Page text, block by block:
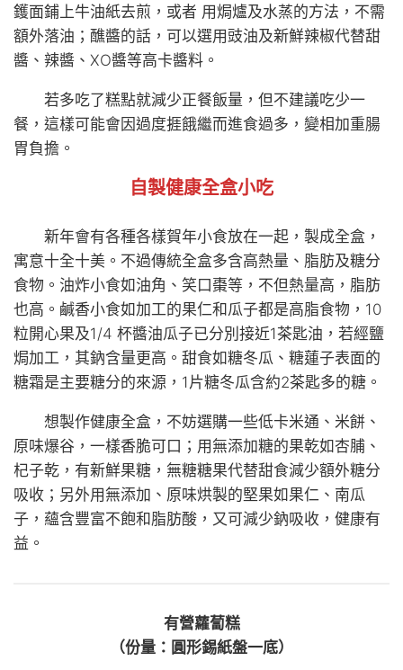
鑊面鋪上牛油紙去煎，或者 用焗爐及水蒸的方法，不需
額外落油；醮醬的話，可以選用豉油及新鮮辣椒代替甜
醬、辣醬、XO醬等高卡醬料。
若多吃了糕點就減少正餐飯量，但不建議吃少一
餐，這樣可能會因過度捱餓繼而進食過多，變相加重腸
胃負擔。
自製健康全盒小吃
新年會有各種各樣賀年小食放在一起，製成全盒，
寓意十全十美。不過傳統全盒多含高熱量、脂肪及糖分
食物。油炸小食如油角、笑口棗等，不但熱量高，脂肪
也高。鹹香小食如加工的果仁和瓜子都是高脂食物，10
粒開心果及1/4 杯醬油瓜子已分別接近1茶匙油，若經鹽
焗加工，其鈉含量更高。甜食如糖冬瓜、糖蓮子表面的
糖霜是主要糖分的來源，1片糖冬瓜含約2茶匙多的糖。
想製作健康全盒，不妨選購一些低卡米通、米餅、
原味爆谷，一樣香脆可口；用無添加糖的果乾如杏脯、
杞子乾，有新鮮果糖，無糖糖果代替甜食減少額外糖分
吸收；另外用無添加、原味烘製的堅果如果仁、南瓜
子，蘊含豐富不飽和脂肪酸，又可減少鈉吸收，健康有
益。
有營蘿蔔糕
（份量：圓形錫紙盤一底）